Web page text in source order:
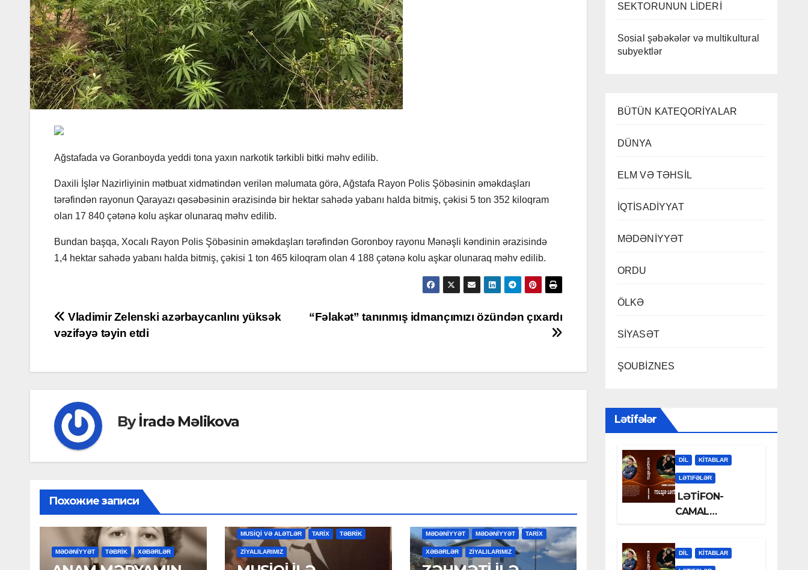
Ağstafada və Goranboyda yeddi tona yaxın narkotik tərkibli bitki məhv edilib.
Daxili İşlər Nazirliyinin mətbuat xidmətindən verilən məlumata görə, Ağstafa Rayon Polis Şöbəsinin əməkdaşları
tərəfindən rayonun Qarayazı qəsəbəsinin ərazisində bir hektar sahədə yabanı halda bitmiş, çəkisi 5 ton 352 kiloqram
olan 17 840 çətənə kolu aşkar olunaraq məhv edilib.
Bundan başqa, Xocalı Rayon Polis Şöbəsinin əməkdaşları tərəfindən Goronboy rayonu Mənəşli kəndinin ərazisində
1,4 hektar sahədə yabanı halda bitmiş, çəkisi 1 ton 465 kiloqram olan 4 188 çətənə kolu aşkar olunaraq məhv edilib.
Post
navigation
“Fəlakət” tanınmış idmançımızı özündən çıxardı
Vladimir Zelenski azərbaycanlını yüksək
vəzifəyə təyin etdi
Byİradə Məlikova
Похожие записи
MƏDƏNİYYƏT TƏBRİK XƏBƏRLƏR
MAHNILAR MƏDƏNİYYƏT MƏDƏNİYYƏT
MUSİQİ VƏ ALƏTLƏR TARİX TƏBRİK
ZİYALILARIMIZ
MƏDƏNİYYƏT MƏDƏNİYYƏT TARİX
XƏBƏRLƏR ZİYALILARIMIZ
SEKTORUNUN LİDERİ
Sosial şəbəkələr və multikultural
subyektlər
BÜTÜN KATEQORİYALAR
DÜNYA
ELM VƏ TƏHSİL
İQTİSADİYYAT
MƏDƏNİYYƏT
ORDU
ÖLKƏ
SİYASƏT
ŞOUBİZNES
Lətifələr
DİL KİTABLAR
LƏTIFƏLƏR
LƏTİFON-
CAMAL
DİL KİTABLAR